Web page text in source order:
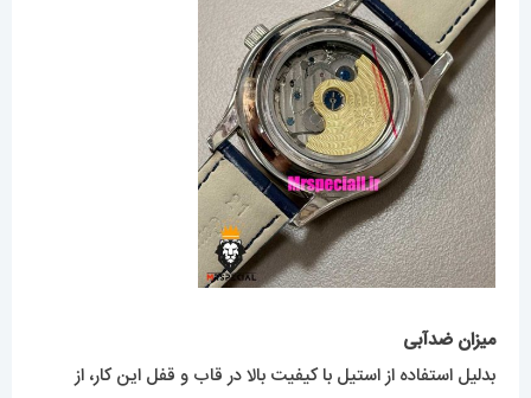
میزان ضدآبی
بدلیل استفاده از استیل با کیفیت بالا در قاب و قفل این کار، از